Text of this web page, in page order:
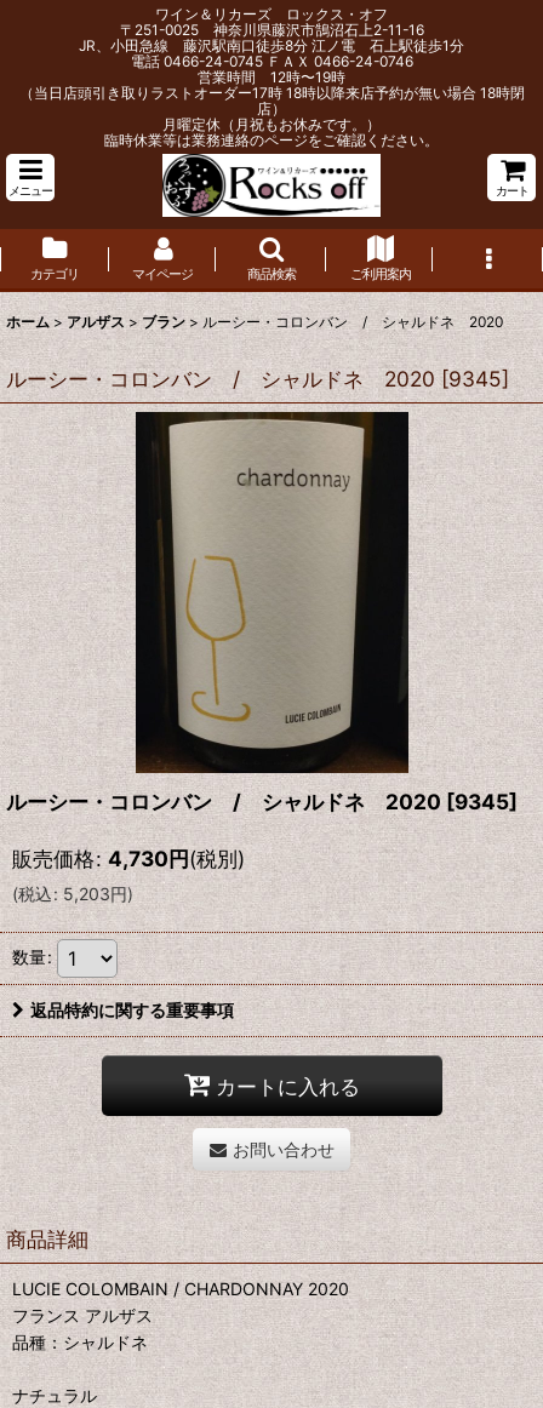
ワイン＆リカーズ ロックス・オフ
〒251-0025 神奈川県藤沢市鵠沼石上2-11-16
JR、小田急線 藤沢駅南口徒歩8分 江ノ電 石上駅徒歩1分
電話 0466-24-0745 ＦＡＸ 0466-24-0746
営業時間 12時〜19時
（当日店頭引き取りラストオーダー17時 18時以降来店予約が無い場合 18時閉
店）
月曜定休（月祝もお休みです。）
臨時休業等は業務連絡のページをご確認ください。
メニュー カート
カテゴリ マイページ 商品検索 ご利用案内
ホーム > アルザス > ブラン > ルーシー・コロンバン / シャルドネ 2020
ルーシー・コロンバン / シャルドネ 2020 [9345]
ルーシー・コロンバン / シャルドネ 2020 [9345]
販売価格: 4,730円(税別)
(税込: 5,203円)
数量:
返品特約に関する重要事項
カートに入れる
お問い合わせ
商品詳細
LUCIE COLOMBAIN / CHARDONNAY 2020
フランス アルザス
品種：シャルドネ
ナチュラル